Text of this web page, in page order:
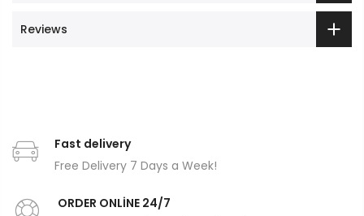
Reviews
Fast delivery
Free Delivery 7 Days a Week!
ORDER ONLİNE 24/7